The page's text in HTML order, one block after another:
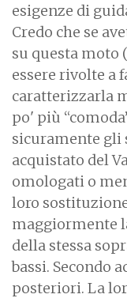
esigenze di
Credo che se
su questa moto
essere rivolte a
caratterizzarla
po' più
sicuramente gli
acquistato del
omologati o
loro
maggiormente
della stessa
bassi. Secondo
posteriori. La